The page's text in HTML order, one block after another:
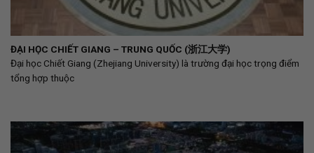
ĐẠI HỌC CHIẾT GIANG – TRUNG QUỐC (浙江大学)
Đại học Chiết Giang (Zhejiang University) là trường đại học trọng điểm
tổng hợp thuộc